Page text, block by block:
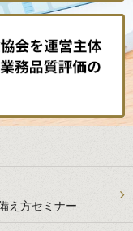
え方セミナー